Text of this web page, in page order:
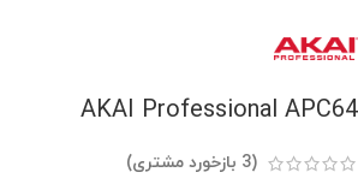
AKAI Professional APC64
(
3 بازخورد مشتری)